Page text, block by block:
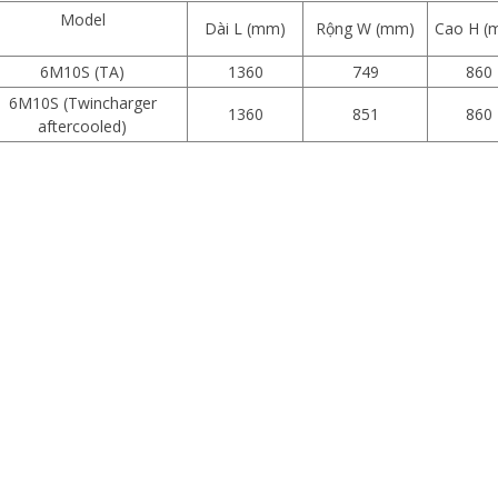
Model Dài L (mm) Rộng W (mm) Cao H
6M10S (TA) 1360 749
860
6M10S (Twincharger
aftercooled)
1360 851 860